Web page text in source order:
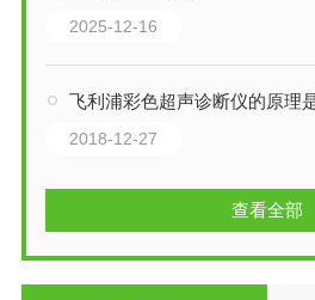
2025-12-16
飞利浦彩色超声诊断仪的原理
2018-12-27
查看全部